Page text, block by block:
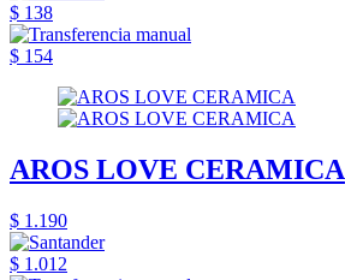
$ 138
$ 154
AROS LOVE CERAMICA
$ 1.190
$ 1.012